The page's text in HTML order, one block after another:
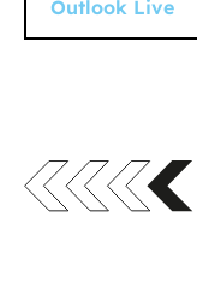
Outlook Live